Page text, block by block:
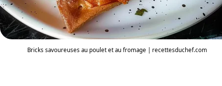
Bricks savoureuses au poulet et au fromage | recettesduchef.com